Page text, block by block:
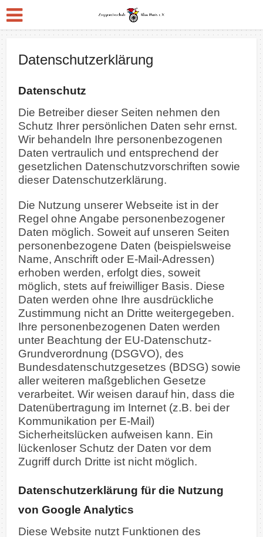
Datenschutzerklärung
Datenschutz
Die Betreiber dieser Seiten nehmen den
Schutz Ihrer persönlichen Daten sehr ernst.
Wir behandeln Ihre personenbezogenen
Daten vertraulich und entsprechend der
gesetzlichen Datenschutzvorschriften sowie
dieser Datenschutzerklärung.
Die Nutzung unserer Webseite ist in der
Regel ohne Angabe personenbezogener
Daten möglich. Soweit auf unseren Seiten
personenbezogene Daten (beispielsweise
Name, Anschrift oder E-Mail-Adressen)
erhoben werden, erfolgt dies, soweit
möglich, stets auf freiwilliger Basis. Diese
Daten werden ohne Ihre ausdrückliche
Zustimmung nicht an Dritte weitergegeben.
Ihre personenbezogenen Daten werden
unter Beachtung der EU-Datenschutz-
Grundverordnung (DSGVO), des
Bundesdatenschutzgesetzes (BDSG) sowie
aller weiteren maßgeblichen Gesetze
verarbeitet.Wir weisen darauf hin, dass die
Datenübertragung im Internet (z.B. bei der
Kommunikation per E-Mail)
Sicherheitslücken aufweisen kann. Ein
lückenloser Schutz der Daten vor dem
Zugriff durch Dritte ist nicht möglich.
Datenschutzerklärung für die Nutzung
von Google Analytics
Diese Website nutzt Funktionen des